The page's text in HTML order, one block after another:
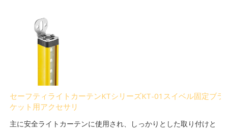
セーフティライトカーテンKTシリーズKT-01スイベル固定ブラ
ケット用アクセサリ
主に安全ライトカーテンに使用され、しっかりとした取り付けと